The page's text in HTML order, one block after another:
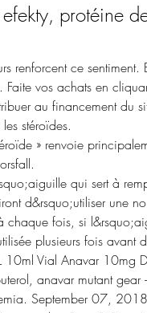
protéine
renforcent ce
vos achats en
au financement du
stéroïdes.
» renvoie
qui sert à
d&rsquo;utiliser une
chaque fois, si
plusieurs fois avant
Vial Anavar 10mg
anavar mutant gear
September 07,